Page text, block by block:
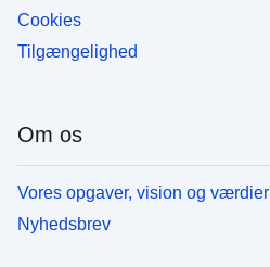
Cookies
Tilgængelighed
Om os
Vores opgaver, vision og værdier
Nyhedsbrev